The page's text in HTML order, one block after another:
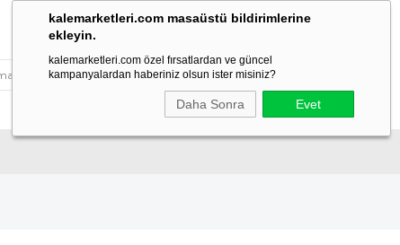
kalemarketleri.com masaüstü bildirimlerine
ekleyin.
kalemarketleri.com özel fırsatlardan ve güncel
kampanyalardan haberiniz olsun ister misiniz?
Daha Sonra Evet